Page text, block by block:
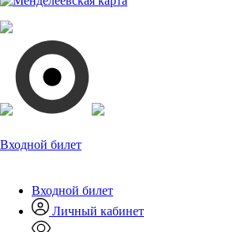
Входной билет
Входной билет
Личный кабинет